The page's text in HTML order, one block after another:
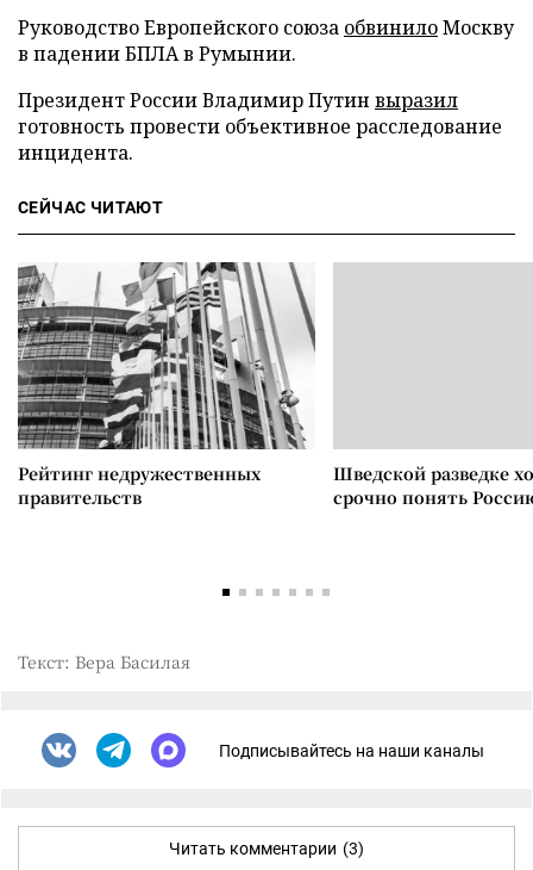
Руководство Европейского союза обвинилоМоскву
в падении БПЛА в Румынии.
Президент России Владимир Путин выразил
готовность провести объективное расследование
инцидента.
СЕЙЧАС ЧИТАЮТ
Рейтинг недружественных
правительств
Шведской разведке
срочно понять
Текст: Вера Басилая
Подписывайтесь на наши каналы
Читать комментарии (3)